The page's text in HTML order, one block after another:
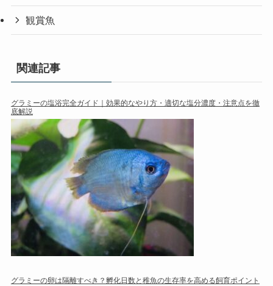
観賞魚
関連記事
グラミーの塩浴完全ガイド｜効果的なやり方・適切な塩分濃度・注意点を徹
底解説
グラミーの卵は隔離すべき？孵化日数と稚魚の生存率を高める飼育ポイント